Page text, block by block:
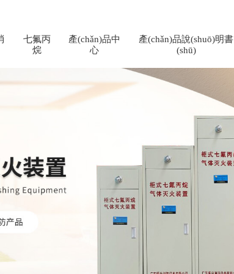
七氟丙
烷
產(chǎn)品中
心
產(chǎn)品說(shuō)明書
(shū)